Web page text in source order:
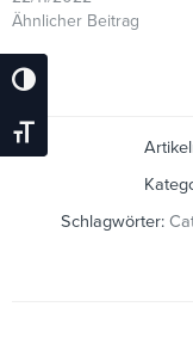
Umschalten Auf Hohe
Schrift Vergrößern
Ähnlicher Beitrag
Schlagwörter: